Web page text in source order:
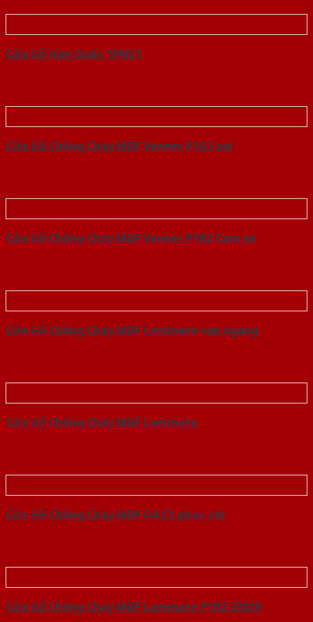
Cửa Gỗ Hàn Quốc 1PNC1
Cửa Gỗ Chống Cháy MDF Veneer P1G1 soi
Cửa Gỗ Chống Cháy MDF Veneer P1R2 Cam xe
Cửa Gỗ Chống Cháy MDF Laminate van ngang
Cửa Gỗ Chống Cháy MDF Laminate
Cửa Gỗ Chống Cháy MDF O4 C1 phao chi
Cửa Gỗ Chống Cháy MDF Laminate P1R2 23029